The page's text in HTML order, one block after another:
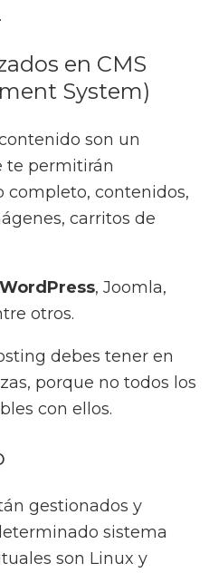
en CMS
System)
son un
te permitirán
contenidos,
carritos de
WordPress, Joomla,
otros.
debes tener en
porque no todos los
con ellos.
gestionados y
sistema
son Linux y